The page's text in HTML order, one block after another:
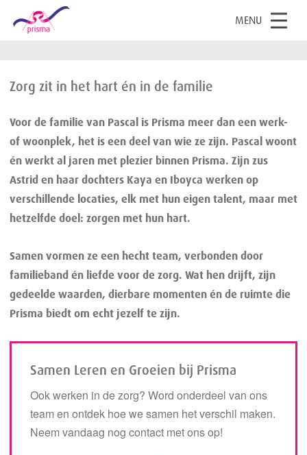
OPEN
MENU
HOME DIT IS PRISMA BEGELEIDERS EN CLIËNT ALS FAMILIE
Zorg zit in het hart én in de familie
Voor de familie van Pascal is Prisma meer dan een werk-
of woonplek, het is een deel van wie ze zijn. Pascal woont
én werkt al jaren met plezier binnen Prisma. Zijn zus
Astrid en haar dochters Kaya en Iboyca werken op
verschillende locaties, elk met hun eigen talent, maar met
hetzelfde doel: zorgen met hun hart.
Samen vormen ze een hecht team, verbonden door
familieband én liefde voor de zorg. Wat hen drijft, zijn
gedeelde waarden, dierbare momenten én de ruimte die
Prisma biedt om echt jezelf te zijn.
Samen Leren en Groeien bij Prisma
Ook werken in de zorg? Word onderdeel van ons
team en ontdek hoe we samen het verschil maken.
Neem vandaag nog contact met ons op!